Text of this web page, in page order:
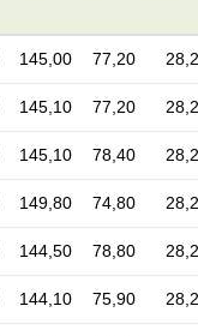
145,00 77,20
145,10 77,20
145,10 78,40
149,80 74,80
144,50 78,80
144,10 75,90